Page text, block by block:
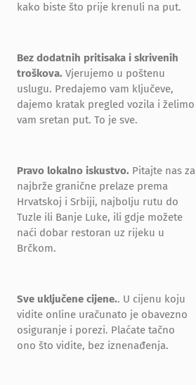
kako biste što prije krenuli na put.
Bez dodatnih pritisaka i skrivenih
troškova. Vjerujemo u poštenu
uslugu. Predajemo vam ključeve,
dajemo kratak pregled vozila i želimo
vam sretan put. To je sve.
Pravo lokalno iskustvo. Pitajte nas za
najbrže granične prelaze prema
Hrvatskoj i Srbiji, najbolju rutu do
Tuzle ili Banje Luke, ili gdje možete
naći dobar restoran uz rijeku u
Brčkom.
Sve uključene cijene.. U cijenu koju
vidite online uračunato je obavezno
osiguranje i porezi. Plaćate tačno
ono što vidite, bez iznenađenja.